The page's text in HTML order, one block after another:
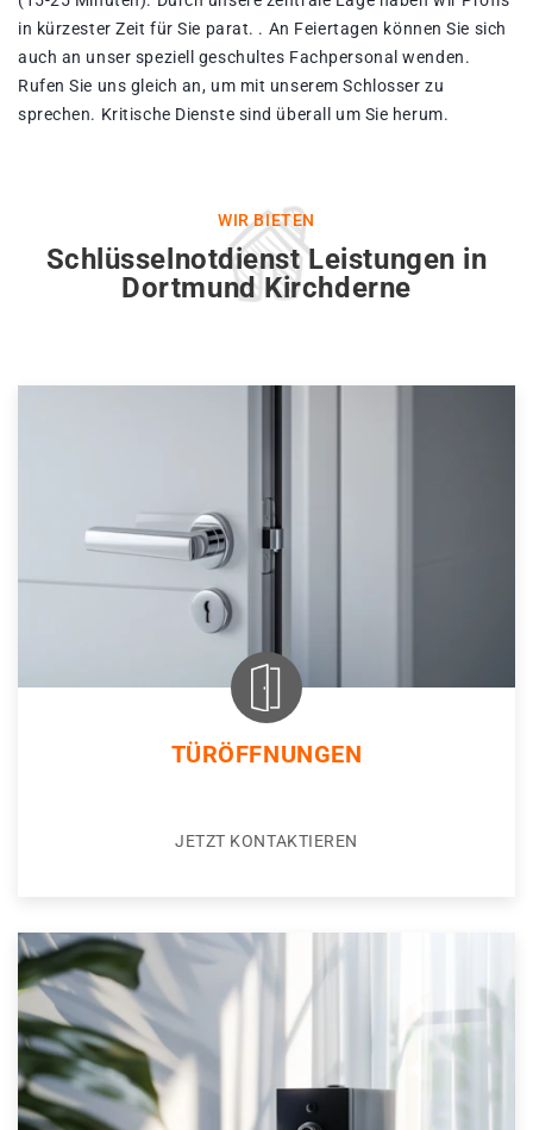
in kürzester Zeit für Sie parat. . An Feiertagen können Sie sich
auch an unser speziell geschultes Fachpersonal wenden.
Rufen Sie uns gleich an, um mit unserem Schlosser zu
sprechen. Kritische Dienste sind überall um Sie herum.
WIR BIETEN
Schlüsselnotdienst Leistungen in
Dortmund Kirchderne
TÜRÖFFNUNGEN
JETZT KONTAKTIEREN